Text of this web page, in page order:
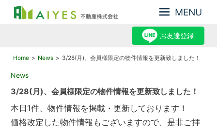
動
株
式
会
社
が
み、
か
ら
却
MENU
お友達登録
Home News 3/28(月)、会員様限定の物件情報を更新致しました！
2022年3月28日
News
3/28(月)、会員様限定の物件情報を更新致しました！
本日1件、物件情報を掲載・更新しております！
価格改定した物件情報もございますので、是非ご拝